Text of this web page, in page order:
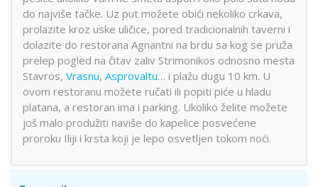
do najviše tačke. Uz put možete obići nekoliko crkava,
prolazite kroz uske uličice, pored tradicionalnih taverni i
dolazite do restorana Agnantni na brdu sa kog se pruža
prelep pogled na čitav zaliv Strimonikos odnosno mesta
Stavros, Vrasnu, Asprovaltu… i plažu dugu 10 km. U
ovom restoranu možete ručati ili popiti piće u hladu
platana, a restoran ima i parking. Ukoliko želite možete
još malo produžiti naviše do kapelice posvećene
proroku Iliji i krsta koji je lepo osvetljen tokom noći.